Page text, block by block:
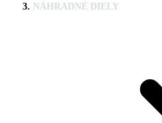
NÁHRADNÉ DIELY